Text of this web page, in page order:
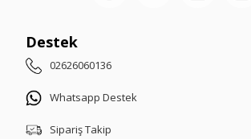
Destek
02626060136
Whatsapp Destek
Sipariş Takip